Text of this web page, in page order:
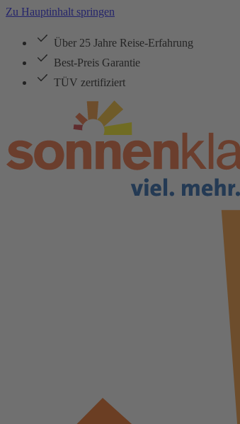
Zu Hauptinhalt springen
Über 25 Jahre Reise-Erfahrung
Best-Preis Garantie
TÜV zertifiziert